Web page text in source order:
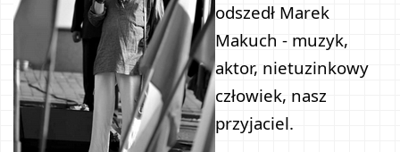
odszedł Marek
Makuch - muzyk,
aktor, nietuzinkowy
człowiek, nasz
przyjaciel.